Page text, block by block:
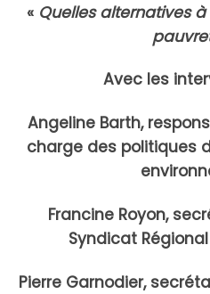
« Quelles alternatives
Avec les
Angeline Barth,
charge des politiques
Francine Royon,
Syndicat
Pierre Garnodier,